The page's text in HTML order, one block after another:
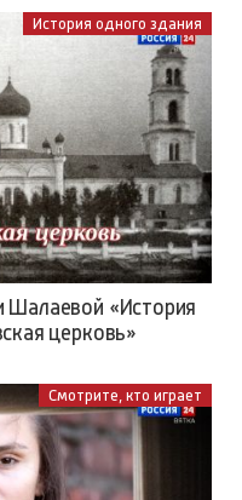
История одного здания
Шалаевой «История
церковь»
Смотрите, кто играет